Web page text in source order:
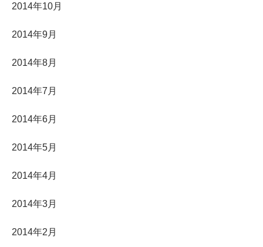
2014年10月
2014年9月
2014年8月
2014年7月
2014年6月
2014年5月
2014年4月
2014年3月
2014年2月